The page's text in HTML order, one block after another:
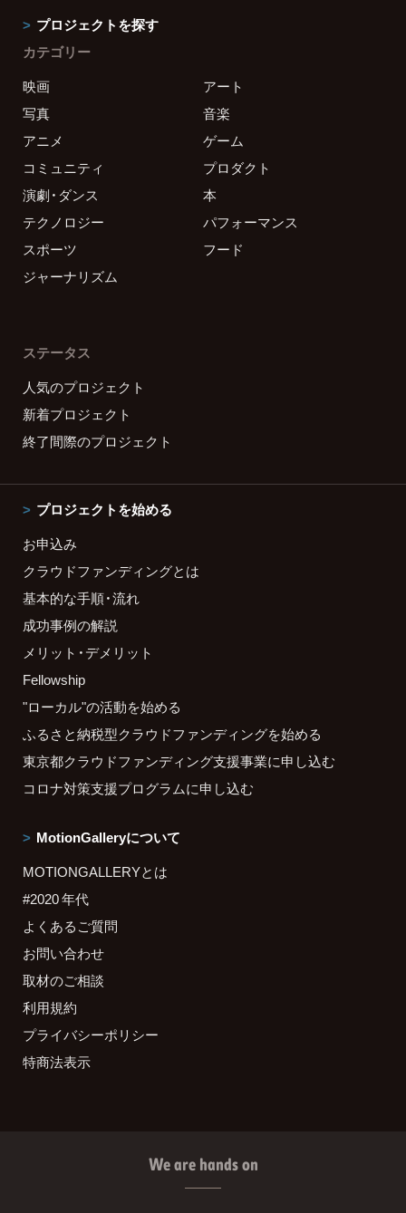
プロジェクトを探す
カテゴリー
映画
アート
写真
音楽
アニメ
ゲーム
コミュニティ
プロダクト
演劇・ダンス
本
テクノロジー
パフォーマンス
スポーツ
フード
ジャーナリズム
ステータス
人気のプロジェクト
新着プロジェクト
終了間際のプロジェクト
プロジェクトを始める
お申込み
クラウドファンディングとは
基本的な手順・流れ
成功事例の解説
メリット・デメリット
Fellowship
"ローカル"の活動を始める
ふるさと納税型クラウドファンディングを始める
東京都クラウドファンディング支援事業に申し込む
コロナ対策支援プログラムに申し込む
MotionGalleryについて
MOTIONGALLERYとは
#2020 年代
よくあるご質問
お問い合わせ
取材のご相談
利用規約
プライバシーポリシー
特商法表示
We are hands on